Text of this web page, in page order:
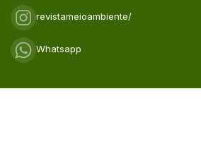
revistameioambiente/
Whatsapp